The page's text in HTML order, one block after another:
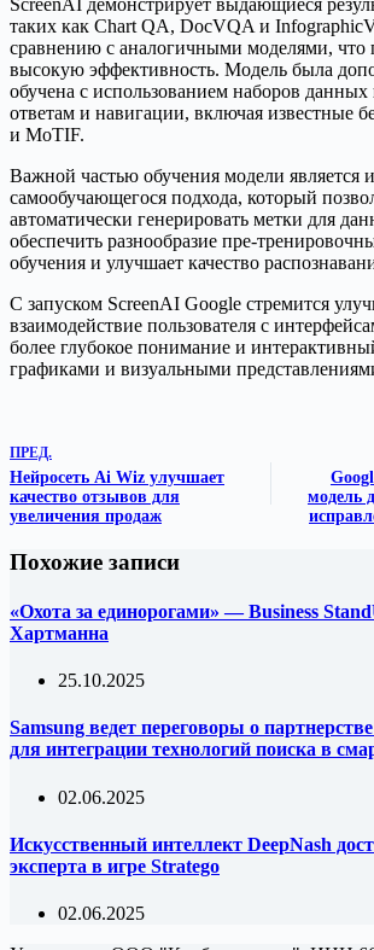
таких как Chart QA, DocVQA и
сравнению с аналогичными моделями, что
высокую эффективность. Модель была
обучена с использованием наборов
ответам и навигации, включая известные
и MoTIF.
Важной частью обучения модели является
самообучающегося подхода, который
автоматически генерировать метки для
обеспечить разнообразие пре-
обучения и улучшает качество
С запуском ScreenAI Google стремится
взаимодействие пользователя с
более глубокое понимание и
графиками и визуальными
ПРЕД.
Нейросеть Ai Wiz улучшает
качество отзывов для
увеличения продаж
модель
Похожие записи
«Охота за единорогами» — Business
Хартманна
25.10.2025
Samsung ведет переговоры о
для интеграции технологий поиска в
02.06.2025
Искусственный интеллект DeepNash
эксперта в игре Stratego
02.06.2025